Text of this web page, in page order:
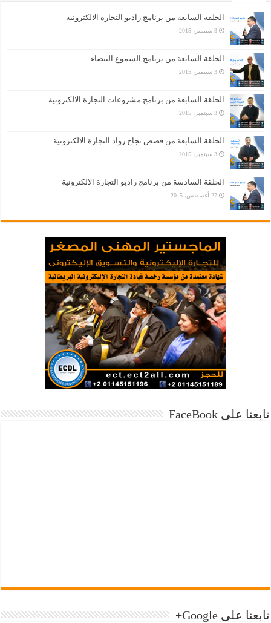
الحلقة السابعة من برنامج راديو التجارة الالكترونية
3 سبتمبر، 2015
الحلقة السابعة من برنامج الشموع البيضاء
3 سبتمبر، 2015
الحلقة السابعة من برنامج مشروعات التجارة الالكترونية
3 سبتمبر، 2015
الحلقة السابعة من قصص نجاح رواد التجارة الالكترونية
3 سبتمبر، 2015
الحلقة السادسة من برنامج راديو التجارة الالكترونية
27 أغسطس، 2015
تابعنا على FaceBook
تابعنا على Google+